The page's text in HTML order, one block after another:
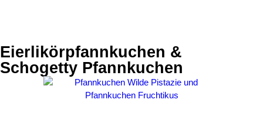
Eierlikörpfannkuchen &
Schogetty Pfannkuchen